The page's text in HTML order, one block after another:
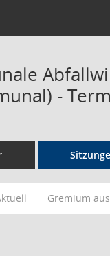
-
Gremium